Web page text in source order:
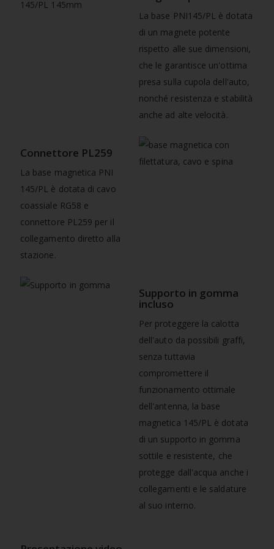
La base PNI145/PL è dotata
di un magnete potente
rispetto alle sue dimensioni,
che le garantisce un'ottima
presa sulla cupola dell'auto,
nonché resistenza e stabilità
anche ad alte velocità.
Connettore PL259
La base magnetica PNI
145/PL è dotata di cavo
coassiale RG58 e
connettore PL259 per il
collegamento diretto alla
stazione.
Supporto in gomma
incluso
Per proteggere la calotta
dell'auto da possibili graffi,
senza tuttavia
compromettere il
funzionamento ottimale
dell'antenna, la base
magnetica 145/PL è dotata
di un supporto in gomma
sottile e resistente, che
protegge dall'acqua anche i
collegamenti e le saldature
al suo interno.